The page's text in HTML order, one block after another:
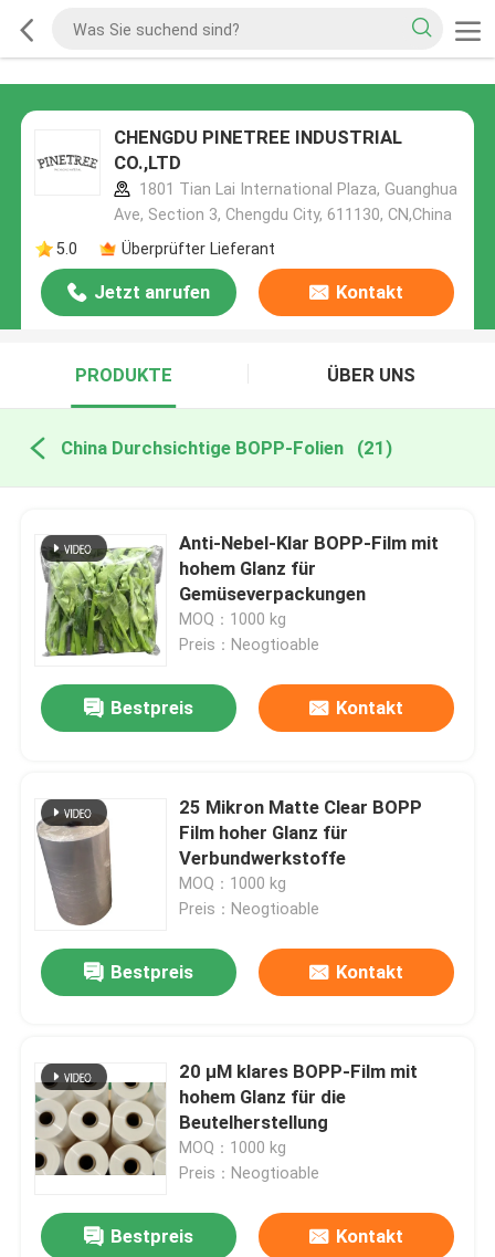
CHENGDU PINETREE INDUSTRIAL
CO.,LTD
1801 Tian Lai International Plaza, Guanghua
Ave, Section 3, Chengdu City, 611130, CN,China
5.0
Überprüfter Lieferant
Jetzt anrufen Kontakt
PRODUKTE ÜBER UNS
China Durchsichtige BOPP-Folien (21)
Anti-Nebel-Klar BOPP-Film mit
hohem Glanz für
Gemüseverpackungen
MOQ：1000 kg
Preis：Neogtioable
Bestpreis Kontakt
25 Mikron Matte Clear BOPP
Film hoher Glanz für
Verbundwerkstoffe
MOQ：1000 kg
Preis：Neogtioable
Bestpreis Kontakt
20 μM klares BOPP-Film mit
hohem Glanz für die
Beutelherstellung
MOQ：1000 kg
Preis：Neogtioable
Bestpreis Kontakt